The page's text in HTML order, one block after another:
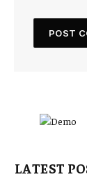
LATEST